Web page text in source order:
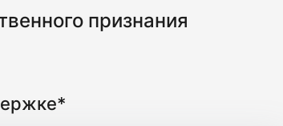
признания